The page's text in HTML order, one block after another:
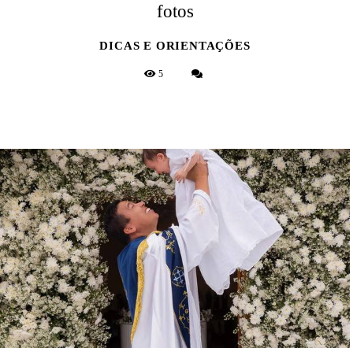
fotos
DICAS E ORIENTAÇÕES
5